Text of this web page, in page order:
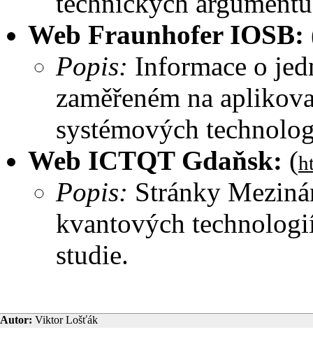
Web Fraunhofer IOSB:
Popis: Informace o
zaměřeném na
systémových
Web ICTQT Gdaňsk: (
Popis: Stránky
kvantových
studie.
Autor: Viktor Lošťák